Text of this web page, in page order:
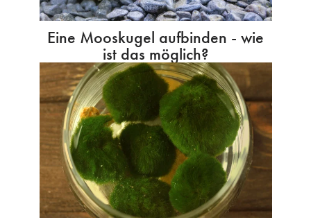
Eine Mooskugel aufbinden - wie
ist das möglich?